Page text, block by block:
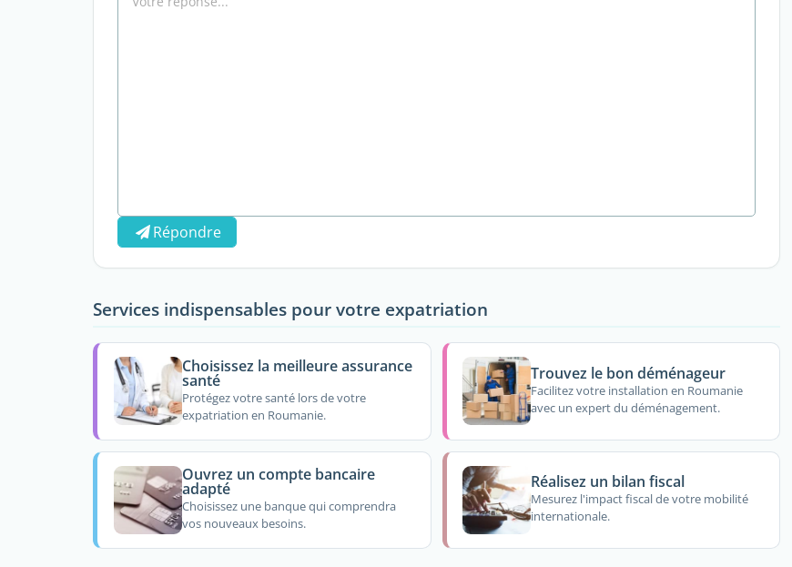
Répondre
Services indispensables pour votre expatriation
Choisissez la meilleure assurance
santé
Protégez votre santé lors de votre
expatriation en Roumanie.
Trouvez le bon déménageur
Facilitez votre installation en Roumanie
avec un expert du déménagement.
Ouvrez un compte bancaire
adapté
Choisissez une banque qui comprendra
vos nouveaux besoins.
Réalisez un bilan fiscal
Mesurez l'impact fiscal de votre mobilité
internationale.